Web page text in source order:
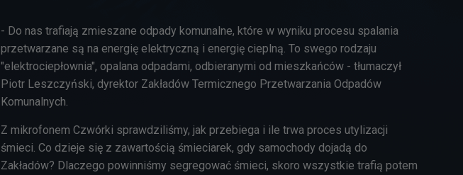
- Do nas trafiają zmieszane odpady komunalne, które w wyniku procesu spalania
przetwarzane są na energię elektryczną i energię cieplną. To swego rodzaju
"elektrociepłownia", opalana odpadami, odbieranymi od mieszkańców - tłumaczył
Piotr Leszczyński, dyrektor Zakładów Termicznego Przetwarzania Odpadów
Komunalnych.
Z mikrofonem Czwórki sprawdziliśmy, jak przebiega i ile trwa proces utylizacji
śmieci. Co dzieje się z zawartością śmieciarek, gdy samochody dojadą do
Zakładów? Dlaczego powinniśmy segregować śmieci, skoro wszystkie trafią potem